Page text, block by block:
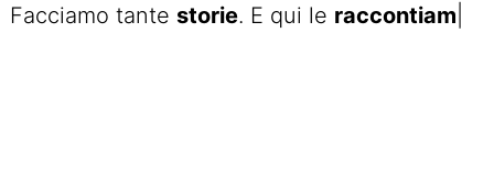
Facciamo tante storie. E qui le raccontiamo